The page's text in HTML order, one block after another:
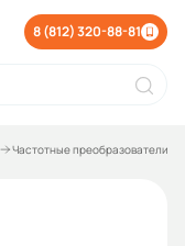
8 (812) 320-88-81
Частотные преобразователи